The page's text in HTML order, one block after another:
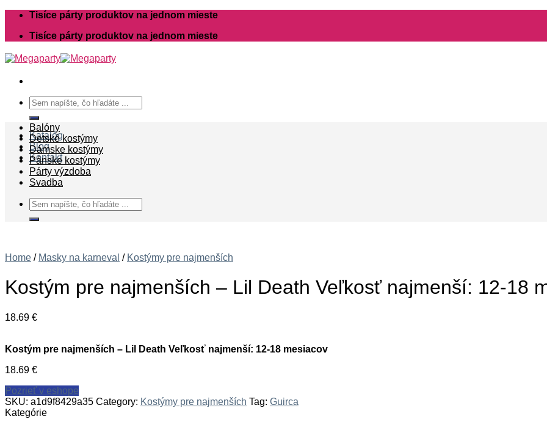
Skip
content
Tisíce párty produktov na jednom mieste
Tisíce párty produktov na jednom mieste
Search
for:
Katalóg
Blog
Kontakt
Balóny
Detské kostýmy
Dámske kostýmy
Pánske kostýmy
Párty výzdoba
Svadba
Search
for:
Home / Masky na karneval / Kostýmy pre najmenších
Kostým pre najmenších – Lil Death Veľkosť najmenší: 12-18
18.69 €
Kostým pre najmenších – Lil Death Veľkosť najmenší: 12-18 mesiacov
18.69 €
Pozrieť v eshope
SKU: a1d9f8429a35 Category: Kostýmy pre najmenších Tag: Guirca
Kategórie